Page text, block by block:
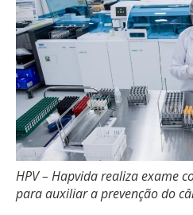
HPV – Hapvida realiza exame
para auxiliar a prevenção do